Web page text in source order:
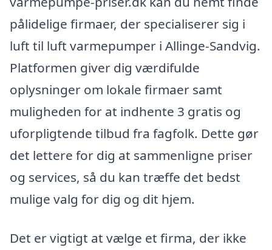
pålidelige firmaer, der specialiserer sig i
luft til luft varmepumper i Allinge-Sandvig.
Platformen giver dig værdifulde
oplysninger om lokale firmaer samt
muligheden for at indhente 3 gratis og
uforpligtende tilbud fra fagfolk. Dette gør
det lettere for dig at sammenligne priser
og services, så du kan træffe det bedst
mulige valg for dig og dit hjem.
Det er vigtigt at vælge et firma, der ikke